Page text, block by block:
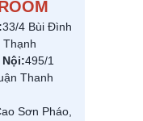
33/4 Bùi Đình
Thạnh
Nội:495/1
Thanh
Sơn Pháo,